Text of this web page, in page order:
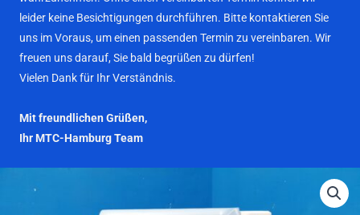
leider keine Besichtigungen durchführen. Bitte kontaktieren Sie
uns im Voraus, um einen passenden Termin zu vereinbaren. Wir
freuen uns darauf, Sie bald begrüßen zu dürfen!
Vielen Dank für Ihr Verständnis.
Mit freundlichen Grüßen,
Ihr MTC-Hamburg Team